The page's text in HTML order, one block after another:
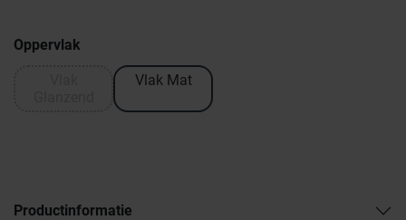
Oppervlak
Vlak Mat
Productinformatie